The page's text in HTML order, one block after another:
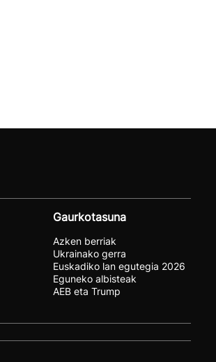
Gaurkotasuna
Azken berriak
Ukrainako gerra
Euskadiko lan egutegia 2026
Eguneko albisteak
AEB eta Trump